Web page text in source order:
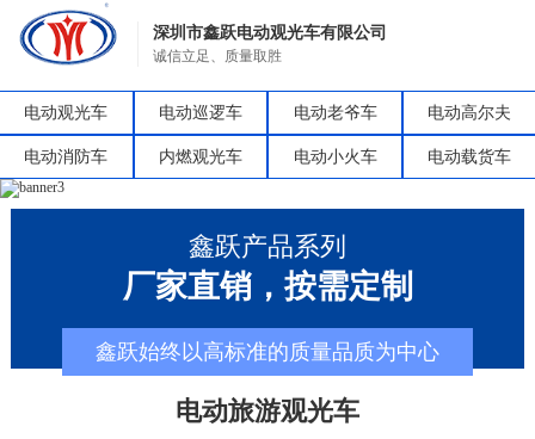
深圳市鑫跃电动观光车有限公司
诚信立足、质量取胜
电动观光车 电动巡逻车 电动老爷车 电动高尔夫
电动消防车 内燃观光车 电动小火车 电动载货车
鑫跃产品系列
厂家直销，按需定制
鑫跃始终以高标准的质量品质为中心
电动旅游观光车